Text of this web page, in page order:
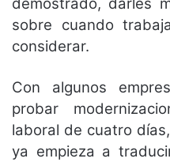
sobre cuando
considerar.
Con algunos
probar
laboral de cuatro
ya empieza a